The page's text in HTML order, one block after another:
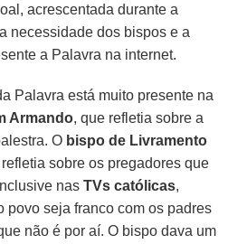
acrescentada durante a
necessidade dos bispos e a
a Palavra na internet.
Palavra está muito presente na
Armando, que refletia sobre a
O bispo de Livramento
refletia sobre os pregadores que
nasTVs católicas,
povo seja franco com os padres
não é por aí. O bispo dava um